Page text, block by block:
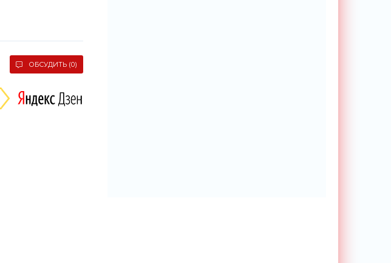
ОБСУДИТЬ (0)